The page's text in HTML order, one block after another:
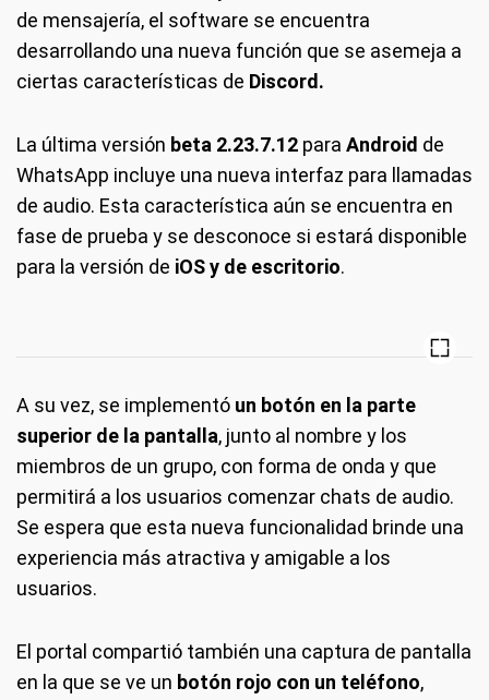
de mensajería, el software se encuentra
desarrollando una nueva función que se asemeja a
ciertas características de Discord.
La última versión beta 2.23.7.12 para Android de
WhatsApp incluye una nueva interfaz para llamadas
de audio. Esta característica aún se encuentra en
fase de prueba y se desconoce si estará disponible
para la versión de iOSy de escritorio.
A su vez, se implementó un botón en la parte
superior de la pantalla, junto al nombre y los
miembros de un grupo, con forma de onda y que
permitirá a los usuarios comenzar chats de audio.
Se espera que esta nueva funcionalidad brinde una
experiencia más atractiva y amigable a los
usuarios.
El portal compartió también una captura de pantalla
en la que se ve un botón rojo con un teléfono,